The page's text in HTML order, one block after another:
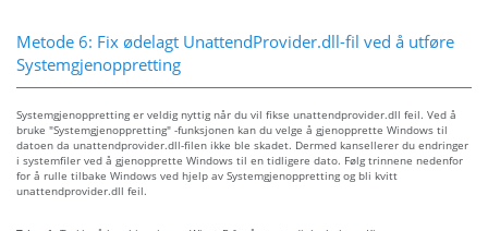
Metode 6: Fix ødelagt UnattendProvider.dll-fil ved å utføre
Systemgjenoppretting
Systemgjenoppretting er veldig nyttig når du vil fikse unattendprovider.dll feil. Ved å
bruke "Systemgjenoppretting" -funksjonen kan du velge å gjenopprette Windows til
datoen da unattendprovider.dll-filen ikke ble skadet. Dermed kansellerer du endringer
i systemfiler ved å gjenopprette Windows til en tidligere dato. Følg trinnene nedenfor
for å rulle tilbake Windows ved hjelp av Systemgjenoppretting og bli kvitt
unattendprovider.dll feil.